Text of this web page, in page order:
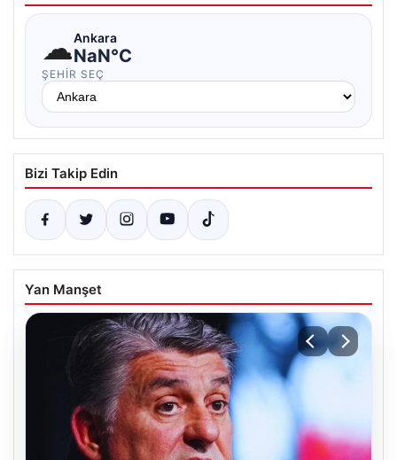
☁Ankara
NaN°C
ŞEHIR SEÇ
Bizi Takip Edin
Yan Manşet